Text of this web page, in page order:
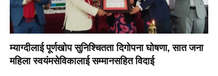
म्याग्दीलाई पूर्णखोप सुनिश्चितता दिगोपना घोषणा, सात जना
महिला स्वयंमसेविकालाई सम्मानसहित विदाई